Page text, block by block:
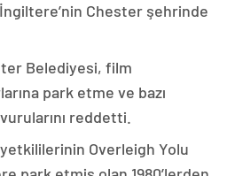
Chester şehrinde
Belediyesi, film
park etme ve bazı
reddetti.
Overleigh Yolu